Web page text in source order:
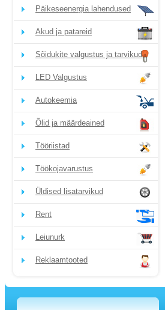
Päikeseenergia lahendused
Akud ja patareid
Sõidukite valgustus ja tarvikud
LED Valgustus
Autokeemia
Õlid ja määrdeained
Tööriistad
Töökojavarustus
Üldised lisatarvikud
Rent
Leiunurk
Reklaamtooted